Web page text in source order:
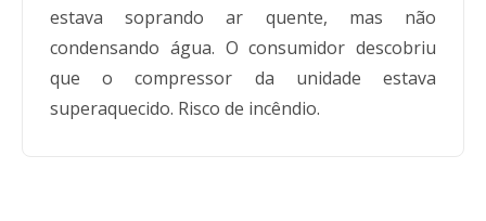
estava soprando ar quente, mas não
condensando água. O consumidor descobriu
que o compressor da unidade estava
superaquecido. Risco de incêndio.